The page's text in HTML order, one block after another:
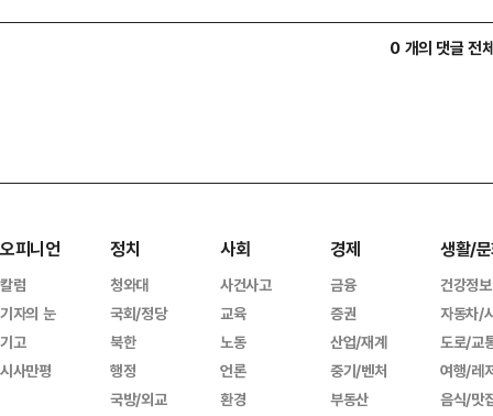
0 개의 댓글 전
오피니언
칼럼
기자의 눈
기고
시사만평
정치
청와대
국회/정당
북한
행정
국방/외교
사회
사건사고
교육
노동
언론
환경
경제
금융
증권
산업/재계
중기/벤처
부동산
생활/
건강정보
자동차/
도로/교
여행/레
음식/맛